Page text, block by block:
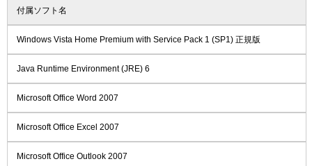
付属ソフト名
Windows Vista Home Premium with Service Pack 1 (SP1) 正規版
Java Runtime Environment (JRE) 6
Microsoft Office Word 2007
Microsoft Office Excel 2007
Microsoft Office Outlook 2007